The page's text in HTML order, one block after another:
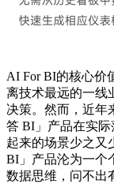
AI For BI的核心价
离技术最远的一线
决策。然而，近年
答 BI」产品在实
起来的场景少之又
BI」产品沦为一个
数据思维，问不出